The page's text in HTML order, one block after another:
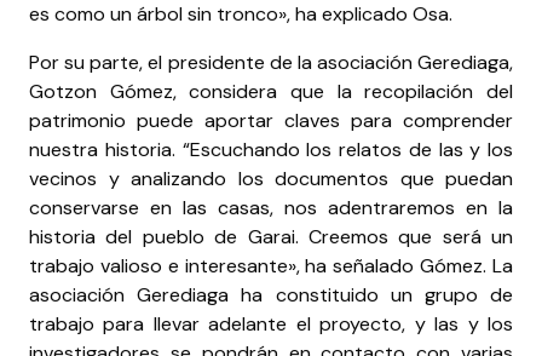
es como un árbol sin tronco», ha explicado Osa.
Por su parte, el presidente de la asociación Gerediaga,
Gotzon Gómez, considera que la recopilación del
patrimonio puede aportar claves para comprender
nuestra historia. “Escuchando los relatos de las y los
vecinos y analizando los documentos que puedan
conservarse en las casas, nos adentraremos en la
historia del pueblo de Garai. Creemos que será un
trabajo valioso e interesante», ha señalado Gómez. La
asociación Gerediaga ha constituido un grupo de
trabajo para llevar adelante el proyecto, y las y los